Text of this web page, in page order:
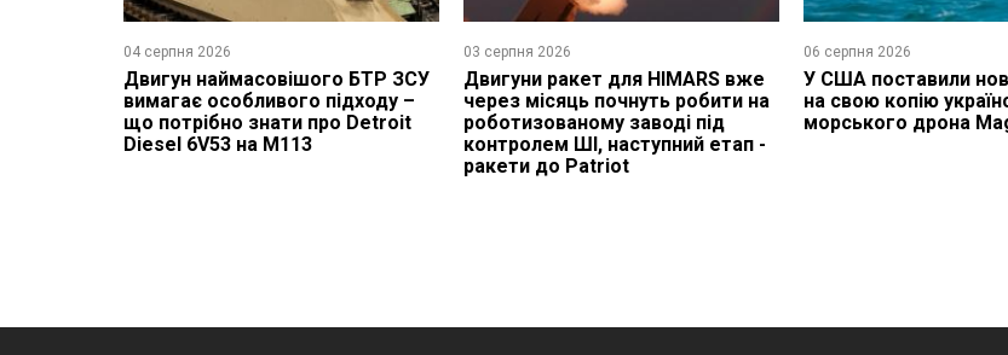
04 серпня 2026
​Двигун наймасовішого БТР ЗСУ
вимагає особливого підходу –
що потрібно знати про Detroit
Diesel 6V53 на M113
03 серпня 2026
Двигуни ракет для HIMARS вже
через місяць почнуть робити на
роботизованому заводі під
контролем ШІ, наступний етап -
ракети до Patriot
06 серпня 2026
У США поставили
на свою копію
морського дрона